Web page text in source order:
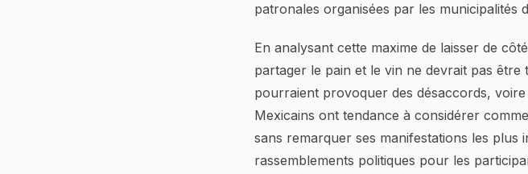
patronales organisées par les municipalités
En analysant cette maxime de laisser de
partager le pain et le vin ne devrait pas
pourraient provoquer des désaccords,
Mexicains ont tendance à considérer
sans remarquer ses manifestations les plus
rassemblements politiques pour les